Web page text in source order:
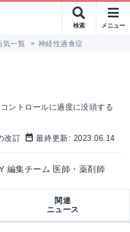
検索 メニュー
気一覧 > 神経性過食症
ントロールに過度に没頭する
改訂 最終更新: 2023.06.14
編集チーム 医師・薬剤師
関連
ニュース